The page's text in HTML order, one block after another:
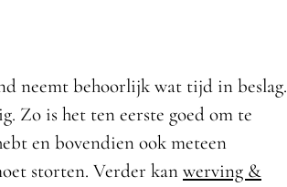
neemt behoorlijk wat tijd in beslag.
Zo is het ten eerste goed om te
en bovendien ook meteen
storten. Verder kan werving &